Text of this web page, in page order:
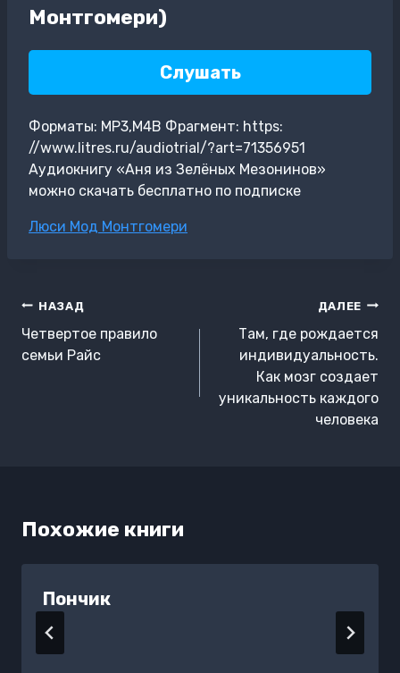
Монтгомери)
Слушать
Форматы: MP3,M4B Фрагмент: https:
//www.litres.ru/audiotrial/?art=71356951
Аудиокнигу «Аня из Зелёных Мезонинов»
можно скачать бесплатно по подписке
Метки
Люси Мод Монтгомери
Навигация
по
записям
НАЗАД
Четвертое правило
семьи Райс
ДАЛЕЕ
Там, где рождается
индивидуальность.
Как мозг создает
уникальность каждого
человека
Похожие книги
Пончик